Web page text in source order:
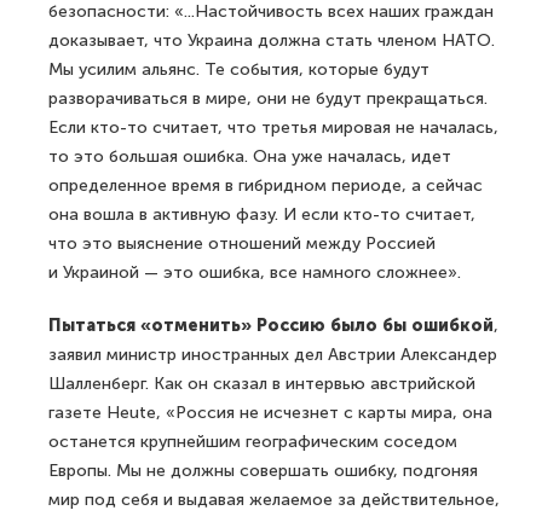
безопасности: «...Настойчивость всех наших граждан
доказывает, что Украина должна стать членом НАТО.
Мы усилим альянс. Те события, которые будут
разворачиваться в мире, они не будут прекращаться.
Если кто-то считает, что третья мировая не началась,
то это большая ошибка. Она уже началась, идет
определенное время в гибридном периоде, а сейчас
она вошла в активную фазу. И если кто-то считает,
что это выяснение отношений между Россией
и Украиной — это ошибка, все намного сложнее».
Пытаться «отменить» Россию было бы ошибкой,
заявил министр иностранных дел Австрии Александер
Шалленберг. Как он сказал в интервью австрийской
газете Heute, «Россия не исчезнет с карты мира, она
останется крупнейшим географическим соседом
Европы. Мы не должны совершать ошибку, подгоняя
мир под себя и выдавая желаемое за действительное,